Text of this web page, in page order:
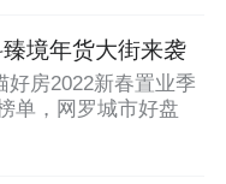
境年货大街来袭
房2022新春置业季
单，网罗城市好盘